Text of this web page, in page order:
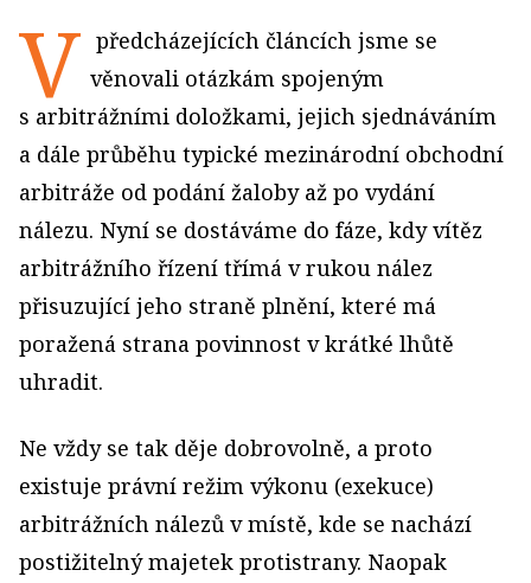
V předcházejících článcích jsme se
věnovali otázkám spojeným
s arbitrážními doložkami, jejich sjednáváním
a dále průběhu typické mezinárodní obchodní
arbitráže od podání žaloby až po vydání
nálezu. Nyní se dostáváme do fáze, kdy vítěz
arbitrážního řízení třímá v rukou nález
přisuzující jeho straně plnění, které má
poražená strana povinnost v krátké lhůtě
uhradit.
Ne vždy se tak děje dobrovolně, a proto
existuje právní režim výkonu (exekuce)
arbitrážních nálezů v místě, kde se nachází
postižitelný majetek protistrany. Naopak